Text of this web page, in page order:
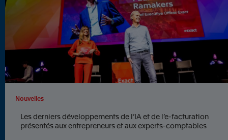
Nouvelles
Les derniers développements de l’IA et de l’e-facturation
présentés aux entrepreneurs et aux experts-comptables